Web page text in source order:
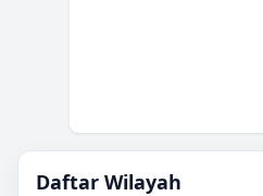
Daftar Wilayah